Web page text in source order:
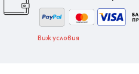
Виж условия